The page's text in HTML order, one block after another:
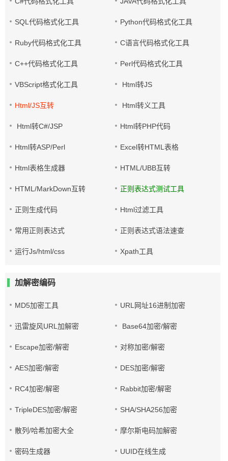
SQL代码格式化工具 Python代码格式化工具
Ruby代码格式化工具 C语言代码格式化工具
C++代码格式化工具 Perl代码格式化工具
VBScript格式化工具 Html转JS
Html/JS互转 Html转义工具
Html转C#/JSP Html转PHP代码
Html转ASP/Perl Excel转HTML表格
Html表格生成器 HTML/UBB互转
HTML/MarkDown互转 正则表达式测试工具
正则生成代码 Html过滤工具
常用正则表达式 正则表达式语法速查
运行Js/html/css Xpath工具
加解密编码
MD5加密工具 URL网址16进制加密
迅雷旋风URL加解密 Base64加密/解密
Escape加密/解密 对称加密/解密
AES加密/解密 DES加密/解密
RC4加密/解密 Rabbit加密/解密
TripleDES加密/解密 SHA/SHA256加密
散列/哈希加密大全 摩尔斯电码加解密
密码生成器 UUID在线生成